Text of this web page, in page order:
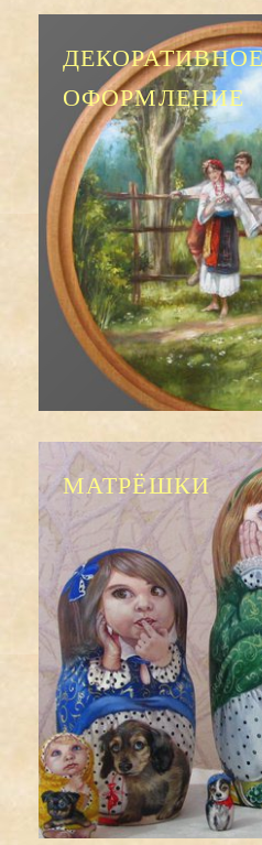
ОФОРМЛЕНИЕ
МАТРЁШКИ